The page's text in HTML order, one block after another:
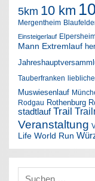
5km 10 km
Mergentheim
Einsteigerlauf
Mann Extremlauf
Tauberfranken
Muswiesenlauf
Rodgau Rothenburg
stadtlauf Trail
Veranstaltung
Life World Run